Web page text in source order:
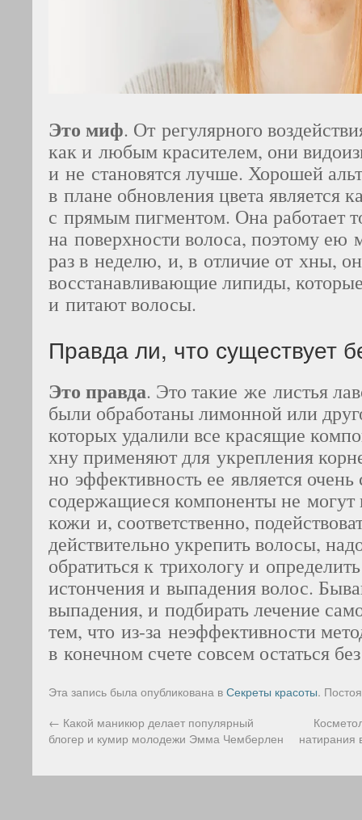
Это миф. От регулярного
как и любым красителем, они
и не становятся лучше. Хорошей
в плане обновления цвета является
с прямым пигментом. Она работает
на поверхности волоса, поэтому ею
раз в неделю, и, в отличие от хны,
восстанавливающие липиды,
и питают волосы.
Правда ли, что существует
Это правда. Это такие же листья
были обработаны лимонной или
которых удалили все красящие
хну применяют для укрепления
но эффективность ее является
содержащиеся компоненты не могут
кожи и, соответственно,
действительно укрепить волосы,
обратиться к трихологу и
истончения и выпадения волос.
выпадения, и подбирать лечение
тем, что из-за неэффективности
в конечном счете совсем остаться
Эта запись была опубликована вСекреты красоты.
← Какой маникюр делает популярный
блогер и кумир молодежи Эмма Чемберлен
натирания